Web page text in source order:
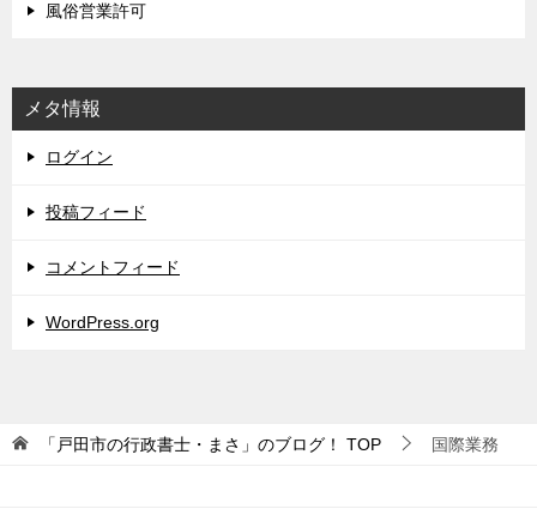
風俗営業許可
メタ情報
ログイン
投稿フィード
コメントフィード
WordPress.org
「戸田市の行政書士・まさ」のブログ！ TOP 国際業務